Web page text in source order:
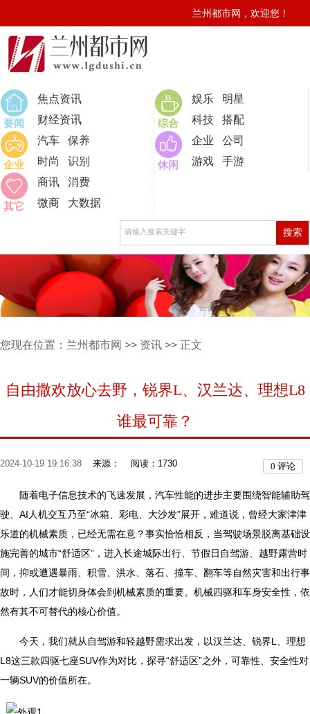
兰州都市网，欢迎您！
要闻
焦点资讯
财经资讯
综合
娱乐
明星
科技
搭配
企业
汽车
保养
时尚
识别 休闲
企业
公司
游戏
手游
其它
商讯
消费
微商
大数据
您现在位置： 兰州都市网 >> 资讯 >> 正文
自由撒欢放心去野，锐界L、汉兰达、理想L8
谁最可靠？
2024-10-19 19:16:38 来源： 阅读：1730 0 评论
随着电子信息技术的飞速发展，汽车性能的进步主要围绕智能辅助驾
驶、AI人机交互乃至“冰箱、彩电、大沙发”展开，难道说，曾经大家津津
乐道的机械素质，已经无需在意？事实恰恰相反，当驾驶场景脱离基础设
施完善的城市“舒适区”，进入长途城际出行、节假日自驾游、越野露营时
间，抑或遭遇暴雨、积雪、洪水、落石、撞车、翻车等自然灾害和出行事
故时，人们才能切身体会到机械素质的重要。机械四驱和车身安全性，依
然有其不可替代的核心价值。
今天，我们就从自驾游和轻越野需求出发，以汉兰达、锐界L、理想
L8这三款四驱七座SUV作为对比，探寻“舒适区”之外，可靠性、安全性对
一辆SUV的价值所在。